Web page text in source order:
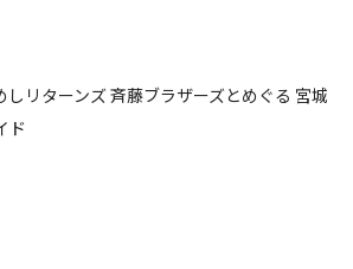
しリターンズ 斉藤ブラザーズとめぐる 宮城
ド